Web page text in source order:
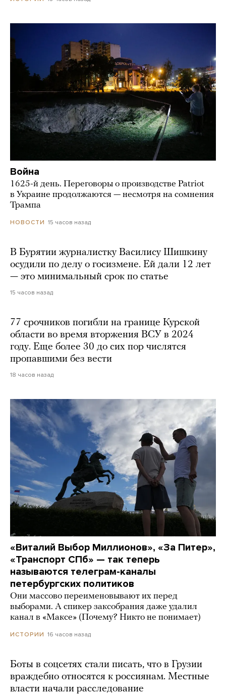
Война
1625-й день. Переговоры о производстве Patriot
в Украине продолжаются — несмотря на сомнения
Трампа
НОВОСТИ 15 часов назад
В Бурятии журналистку Василису Шишкину
осудили по делу о госизмене. Ей дали 12 лет
— это минимальный срок по статье
15 часов назад
77 срочников погибли на границе Курской
области во время вторжения ВСУ в 2024
году. Еще более 30 до сих пор числятся
пропавшими без вести
18 часов назад
«Виталий Выбор Миллионов», «За Питер»,
«Транспорт СПб» — так теперь
называются телеграм-каналы
петербургских политиков
Они массово переименовывают их перед
выборами. А спикер заксобрания даже удалил
канал в «Максе» (Почему? Никто не понимает)
ИСТОРИИ 16 часов назад
Боты в соцсетях стали писать, что в Грузии
враждебно относятся к россиянам. Местные
власти начали расследование